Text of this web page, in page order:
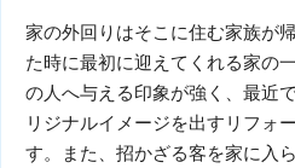
家の外回りはそこに住む家族が
た時に最初に迎えてくれる家の
の人へ与える印象が強く、最近
リジナルイメージを出すリフォ
す。また、招かざる客を家に入